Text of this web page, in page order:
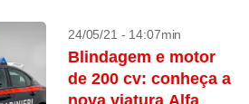
24/05/21 - 14:07min
Blindagem e motor
de 200 cv: conheça a
nova viatura Alfa